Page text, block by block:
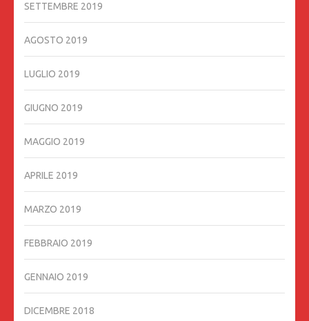
SETTEMBRE 2019
AGOSTO 2019
LUGLIO 2019
GIUGNO 2019
MAGGIO 2019
APRILE 2019
MARZO 2019
FEBBRAIO 2019
GENNAIO 2019
DICEMBRE 2018